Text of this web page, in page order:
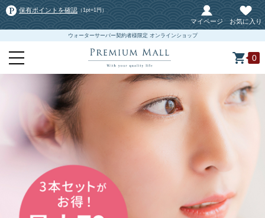
保有ポイントを確認 （1pt=1円）
マイページ お気に入り
ウォーターサーバー契約者様限定 オンラインショップ
0